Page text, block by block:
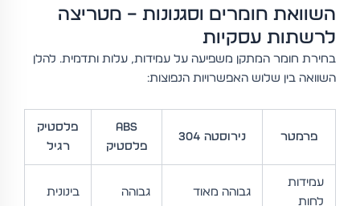
השוואת חומרים וסגנונות – מטריצה
לרשתות עסקיות
בחירת חומר המתקן משפיעה על עמידות, עלות ותדמית. להלן
השוואה בין שלוש האפשרויות הנפוצות:
פרמטר נירוסטה 304
ABS
פלסטיק
פלסטיק
רגיל
עמידות
לחות
גבוהה מאוד גבוהה בינונית